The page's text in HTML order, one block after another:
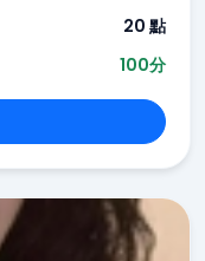
20 點
100分